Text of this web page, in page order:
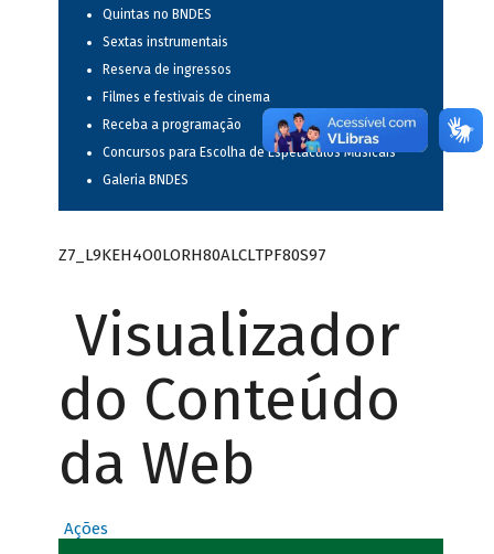
Quintas no BNDES
Sextas instrumentais
Reserva de ingressos
Filmes e festivais de cinema
Receba a programação
Concursos para Escolha de Espetáculos Musicais
Galeria BNDES
Z7_L9KEH4O0LORH80ALCLTPF80S97
Visualizador
do Conteúdo
da Web
Ações